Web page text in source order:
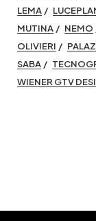
LEMA
MUTINA
NEMO
OLIVIERI
SABA
WIENER GTV